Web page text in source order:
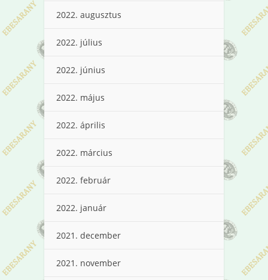
2022. augusztus
2022. július
2022. június
2022. május
2022. április
2022. március
2022. február
2022. január
2021. december
2021. november